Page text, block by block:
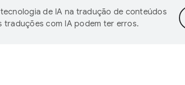
de IA na tradução de conteúdos
traduções com IA podem ter erros.